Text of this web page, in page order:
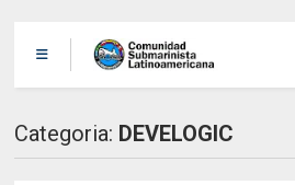
Categoria: DEVELOGIC